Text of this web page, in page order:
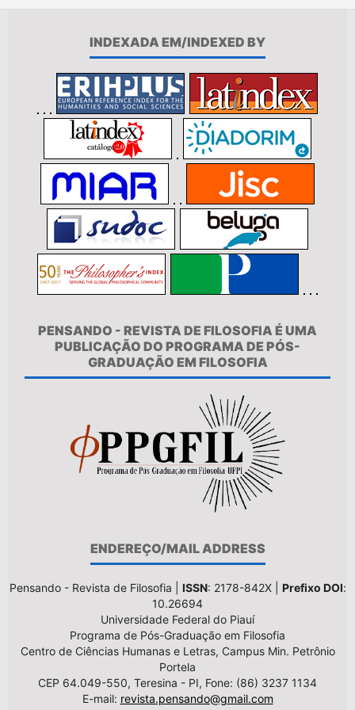
INDEXADA EM/INDEXED BY
PENSANDO - REVISTA DE FILOSOFIA É UMA
PUBLICAÇÃO DO PROGRAMA DE PÓS-
GRADUAÇÃO EM FILOSOFIA
ENDEREÇO/MAIL ADDRESS
Pensando - Revista de Filosofia | ISSN: 2178-842X | Prefixo DOI:
10.26694
Universidade Federal do Piauí
Programa de Pós-Graduação em Filosofia
Centro de Ciências Humanas e Letras, Campus Min. Petrônio
Portela
CEP 64.049-550, Teresina - PI, Fone: (86) 3237 1134
E-mail: revista.pensando@gmail.com